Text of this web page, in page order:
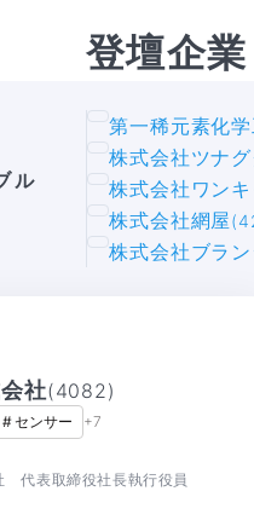
登壇企
ル
第一稀元素化
株式会社ツナ
株式会社ワン
株式会社網屋
株式会社ブラ
社(4082)
#センサー +7
代表取締役社長執行役員